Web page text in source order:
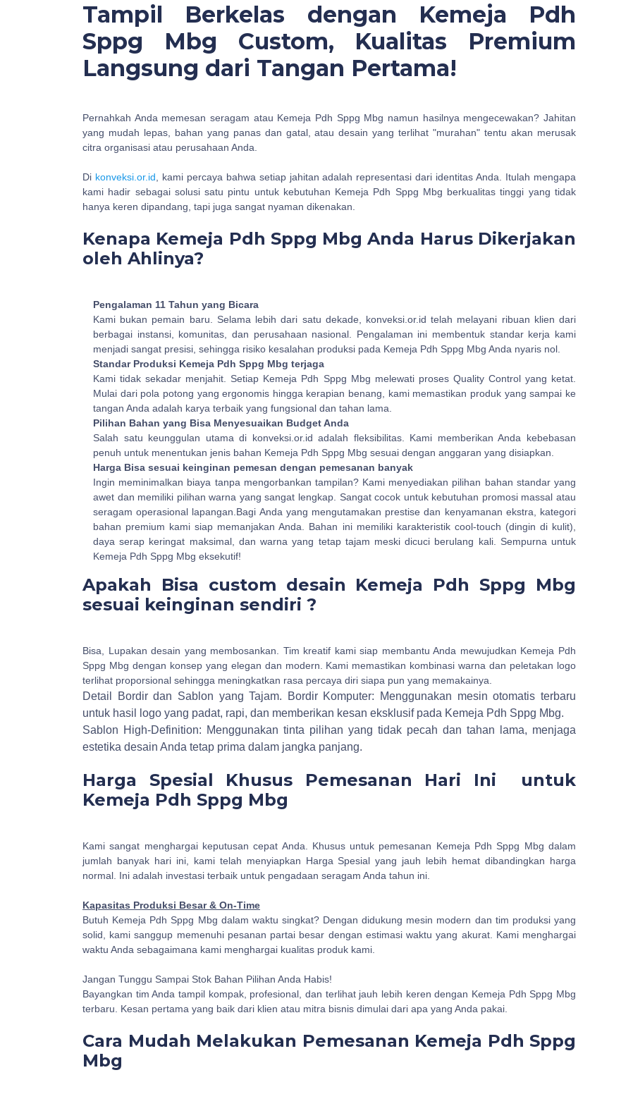
Tampil Berkelas dengan Kemeja Pdh
Sppg Mbg Custom, Kualitas Premium
Langsung dari Tangan Pertama!
Pernahkah Anda memesan seragam atau Kemeja Pdh Sppg Mbg namun hasilnya mengecewakan? Jahitan
yang mudah lepas, bahan yang panas dan gatal, atau desain yang terlihat "murahan" tentu akan merusak
citra organisasi atau perusahaan Anda.
Di konveksi.or.id , kami percaya bahwa setiap jahitan adalah representasi dari identitas Anda. Itulah mengapa
kami hadir sebagai solusi satu pintu untuk kebutuhan Kemeja Pdh Sppg Mbg berkualitas tinggi yang tidak
hanya keren dipandang, tapi juga sangat nyaman dikenakan.
Kenapa Kemeja Pdh Sppg Mbg Anda Harus Dikerjakan
oleh Ahlinya?
Pengalaman 11 Tahun yang Bicara
Kami bukan pemain baru. Selama lebih dari satu dekade, konveksi.or.id telah melayani ribuan klien dari
berbagai instansi, komunitas, dan perusahaan nasional. Pengalaman ini membentuk standar kerja kami
menjadi sangat presisi, sehingga risiko kesalahan produksi pada Kemeja Pdh Sppg Mbg Anda nyaris nol.
Standar Produksi Kemeja Pdh Sppg Mbg terjaga
Kami tidak sekadar menjahit. Setiap Kemeja Pdh Sppg Mbg melewati proses Quality Control yang ketat.
Mulai dari pola potong yang ergonomis hingga kerapian benang, kami memastikan produk yang sampai ke
tangan Anda adalah karya terbaik yang fungsional dan tahan lama.
Pilihan Bahan yang Bisa Menyesuaikan Budget Anda
Salah satu keunggulan utama di konveksi.or.id adalah fleksibilitas. Kami memberikan Anda kebebasan
penuh untuk menentukan jenis bahan Kemeja Pdh Sppg Mbg sesuai dengan anggaran yang disiapkan.
Harga Bisa sesuai keinginan pemesan dengan pemesanan banyak
Ingin meminimalkan biaya tanpa mengorbankan tampilan? Kami menyediakan pilihan bahan standar yang
awet dan memiliki pilihan warna yang sangat lengkap. Sangat cocok untuk kebutuhan promosi massal atau
seragam operasional lapangan.Bagi Anda yang mengutamakan prestise dan kenyamanan ekstra, kategori
bahan premium kami siap memanjakan Anda. Bahan ini memiliki karakteristik cool-touch (dingin di kulit),
daya serap keringat maksimal, dan warna yang tetap tajam meski dicuci berulang kali. Sempurna untuk
Kemeja Pdh Sppg Mbg eksekutif!
Apakah Bisa custom desain Kemeja Pdh Sppg Mbg
sesuai keinginan sendiri ?
Bisa, Lupakan desain yang membosankan. Tim kreatif kami siap membantu Anda mewujudkan Kemeja Pdh
Sppg Mbg dengan konsep yang elegan dan modern. Kami memastikan kombinasi warna dan peletakan logo
terlihat proporsional sehingga meningkatkan rasa percaya diri siapa pun yang memakainya.
Detail Bordir dan Sablon yang Tajam.
Bordir Komputer: Menggunakan mesin otomatis terbaru
untuk hasil logo yang padat, rapi, dan memberikan kesan eksklusif pada Kemeja Pdh Sppg Mbg.
Sablon High-Definition: Menggunakan tinta pilihan yang tidak pecah dan tahan lama, menjaga
estetika desain Anda tetap prima dalam jangka panjang.
Harga Spesial Khusus Pemesanan Hari Ini untuk
Kemeja Pdh Sppg Mbg
Kami sangat menghargai keputusan cepat Anda. Khusus untuk pemesanan Kemeja Pdh Sppg Mbg dalam
jumlah banyak hari ini, kami telah menyiapkan Harga Spesial yang jauh lebih hemat dibandingkan harga
normal. Ini adalah investasi terbaik untuk pengadaan seragam Anda tahun ini.
Kapasitas Produksi Besar & On-Time
Butuh Kemeja Pdh Sppg Mbg dalam waktu singkat? Dengan didukung mesin modern dan tim produksi yang
solid, kami sanggup memenuhi pesanan partai besar dengan estimasi waktu yang akurat. Kami menghargai
waktu Anda sebagaimana kami menghargai kualitas produk kami.
Jangan Tunggu Sampai Stok Bahan Pilihan Anda Habis!
Bayangkan tim Anda tampil kompak, profesional, dan terlihat jauh lebih keren dengan Kemeja Pdh Sppg Mbg
terbaru. Kesan pertama yang baik dari klien atau mitra bisnis dimulai dari apa yang Anda pakai.
Cara Mudah Melakukan Pemesanan Kemeja Pdh Sppg
Mbg